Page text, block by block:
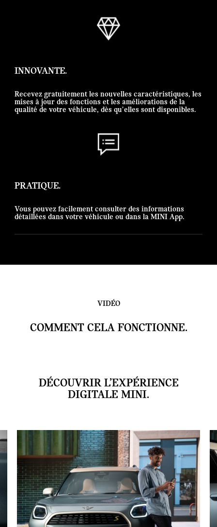
INNOVANTE.
Recevez gratuitement les nouvelles caractéristiques, les
mises à jour des fonctions et les améliorations de la
qualité de votre véhicule, dès qu'elles sont disponibles.
PRATIQUE.
Vous pouvez facilement consulter des informations
détaillées dans votre véhicule ou dans la MINI App.
VIDÉO
COMMENT CELA FONCTIONNE.
DÉCOUVRIR L’EXPÉRIENCE
DIGITALE MINI.